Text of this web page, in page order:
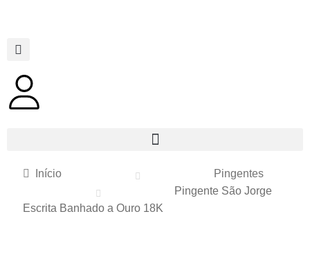
Início
Pingentes
Pingente São Jorge
Escrita Banhado a Ouro 18K